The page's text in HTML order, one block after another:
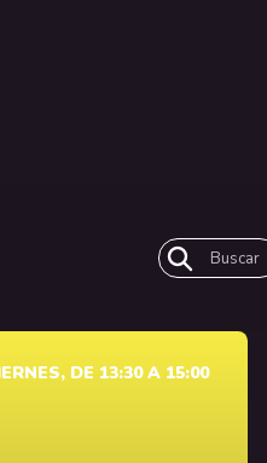
Buscar
DE 13:30 A 15:00